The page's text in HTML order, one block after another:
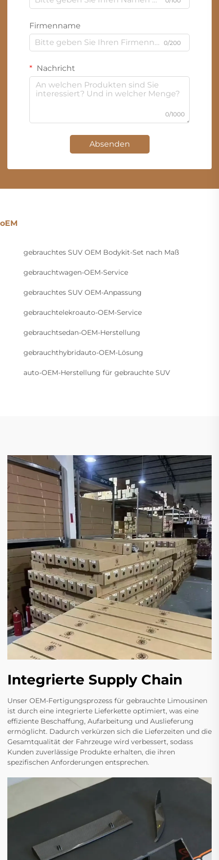
Firmenname
0/200
Nachricht
0/1000
Absenden
oEM
gebrauchtes SUV OEM Bodykit-Set nach Maß
gebrauchtwagen-OEM-Service
gebrauchtes SUV OEM-Anpassung
gebrauchtelekroauto-OEM-Service
gebrauchtsedan-OEM-Herstellung
gebrauchthybridauto-OEM-Lösung
auto-OEM-Herstellung für gebrauchte SUV
Integrierte Supply Chain
Unser OEM-Fertigungsprozess für gebrauchte Limousinen
ist durch eine integrierte Lieferkette optimiert, was eine
effiziente Beschaffung, Aufarbeitung und Auslieferung
ermöglicht. Dadurch verkürzen sich die Lieferzeiten und die
Gesamtqualität der Fahrzeuge wird verbessert, sodass
Kunden zuverlässige Produkte erhalten, die ihren
spezifischen Anforderungen entsprechen.